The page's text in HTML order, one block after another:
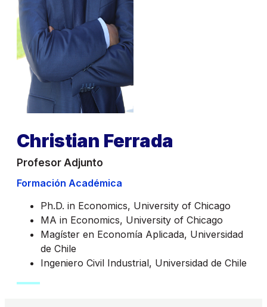
Christian Ferrada
Profesor Adjunto
Formación Académica
Ph.D. in Economics, University of Chicago
MA in Economics, University of Chicago
Magíster en Economía Aplicada, Universidad
de Chile
Ingeniero Civil Industrial, Universidad de Chile